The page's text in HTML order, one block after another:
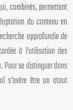
combinés, permettent
du contenu en
approfondie de
à l’utilisation des
Pour se distinguer dans
s’avère être un atout